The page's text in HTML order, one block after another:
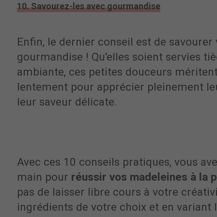
10. Savourez-les avec gourmandise
Enfin, le dernier conseil est de savourer
gourmandise ! Qu'elles soient servies
ambiante, ces petites douceurs
lentement pour apprécier pleinement
leur saveur délicate.
Avec ces 10 conseils pratiques, vous
main pour réussir vos madeleines à la
pas de laisser libre cours à votre
ingrédients de votre choix et en variant